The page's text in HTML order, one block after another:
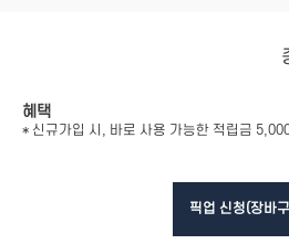
혜택
* 신규가입 시, 바로 사용 가능한 적립금
픽업 신청(장바